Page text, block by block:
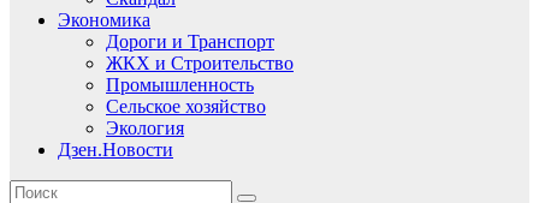
Экономика
Дороги и Транспорт
ЖКХ и Строительство
Промышленность
Сельское хозяйство
Экология
Дзен.Новости